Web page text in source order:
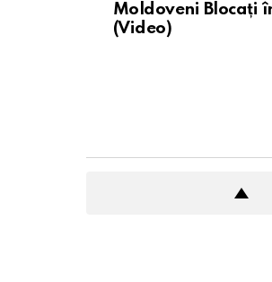
Moldoveni Blocați
(Video)